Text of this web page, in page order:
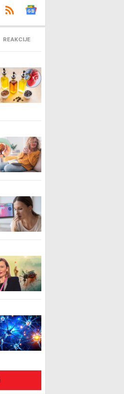
REAKCIJE